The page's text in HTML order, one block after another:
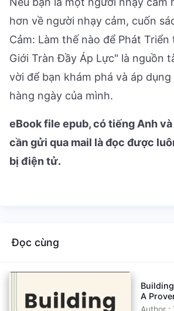
hơn về người nhạy cảm, cuốn
Cảm: Làm thế nào để Phát
Giới Tràn Đầy Áp Lực" là nguồn
vời để bạn khám phá và áp
hàng ngày của mình.
eBook file epub, có tiếng Anh
cần gửi qua mail là đọc được
bị điện tử.
Đọc cùng
A
Author :